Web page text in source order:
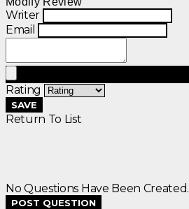
Writer
Email
Rating
SAVE
Return To List
No Questions Have Been Created.
POST QUESTION